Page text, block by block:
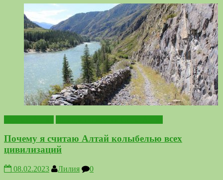
Почему я считаю Алтай колыбелью всех
цивилизаций
08.02.2023 Лилия
0